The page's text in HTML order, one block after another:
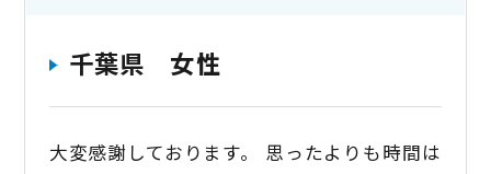
千葉県 女性
大変感謝しております。 思ったよりも時間は